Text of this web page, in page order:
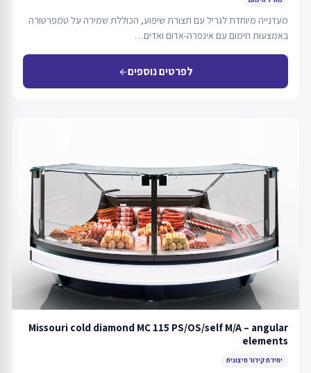
מעדנייה מיוחדת לגריל עם תצורת שיפוע, הכוללת שמירה על טמפרטורה
באמצעות חימום עם אינפרה-אדום ואדים…
לפרטים נוספיםarrow_back
Missouri cold diamond MC 115 PS/OS/self M/A – angular
elements
יחידת קירור חיצונית